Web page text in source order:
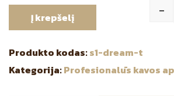
-
Į krepšelį
Produkto kodas:s1-dream-t
Kategorija:Profesionalūs kavos